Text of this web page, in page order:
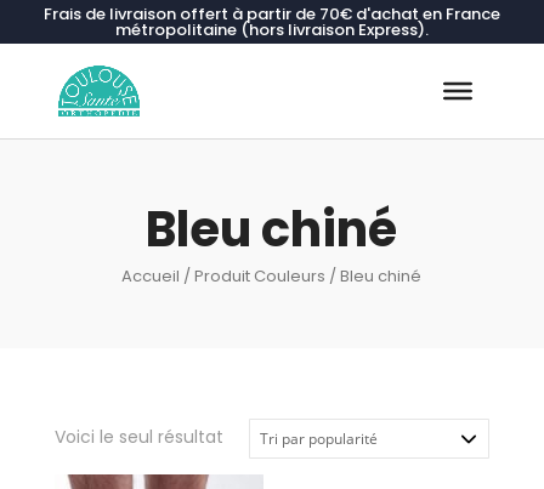
Frais de livraison offert à partir de 70€ d'achat en France
métropolitaine (hors livraison Express).
Bleu chiné
Accueil / Produit Couleurs / Bleu chiné
Voici le seul résultat